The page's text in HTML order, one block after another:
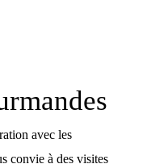
avec les
convie à des visites